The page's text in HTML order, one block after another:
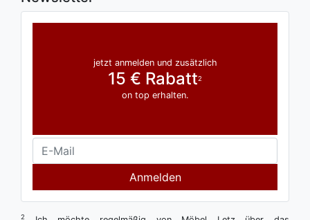
jetzt anmelden und zusätzlich
15 € Rabatt2
on top erhalten.
Anmelden
2